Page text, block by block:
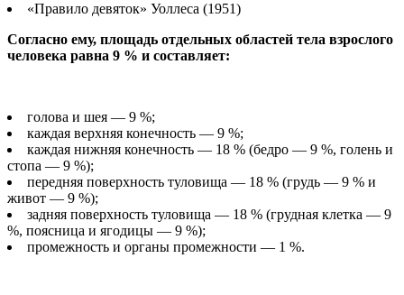
«Правило девяток» Уоллеса (1951)
Согласно ему, площадь отдельных областей тела взрослого
человека равна 9 % и составляет:
голова и шея — 9 %;
каждая верхняя конечность — 9 %;
каждая нижняя конечность — 18 % (бедро — 9 %, голень и
стопа — 9 %);
передняя поверхность туловища — 18 % (грудь — 9 % и
живот — 9 %);
задняя поверхность туловища — 18 % (грудная клетка — 9
%, поясница и ягодицы — 9 %);
промежность и органы промежности — 1 %.